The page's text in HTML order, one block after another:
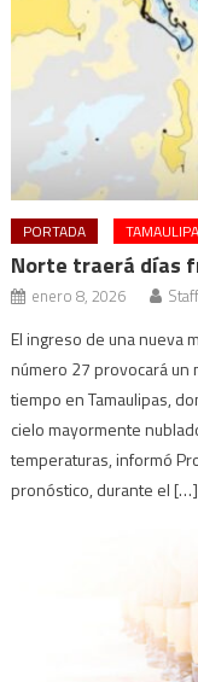
PORTADA
Norte traerá días
enero 8, 2026 Staff
El ingreso de una nueva
número 27 provocará un
tiempo en Tamaulipas,
cielo mayormente
temperaturas, informó
pronóstico, durante el […]